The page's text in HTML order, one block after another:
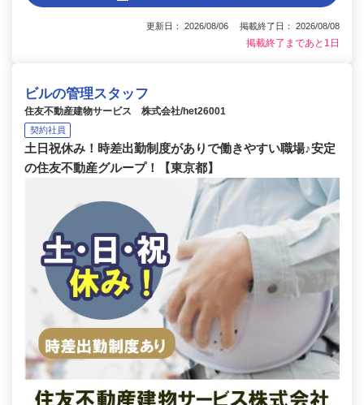
更新日： 2026/08/06 掲載終了日： 2026/08/08
掲載終了まであと1日
ビルの管理スタッフ
住友不動産建物サービス 株式会社/het26001
契約社員
土日祝休み！時差出勤制度がありで働きやすい職場♪安定
の住友不動産グループ！【東京都】